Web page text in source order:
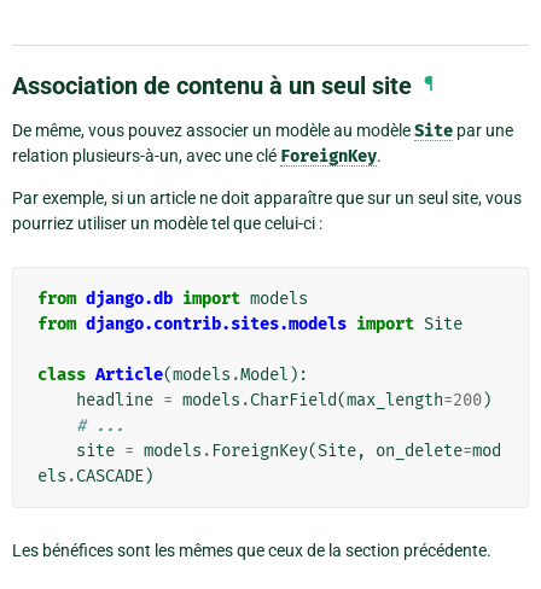
Association de contenu à un seul site ¶
De même, vous pouvez associer un modèle au modèleSite par une
relation plusieurs-à-un, avec une clé ForeignKey.
Par exemple, si un article ne doit apparaître que sur un seul site, vous
pourriez utiliser un modèle tel que celui-ci :
from django.db import models
from django.contrib.sites.models import Site
class Article(models .Model ):
headline = models .CharField(max_length=200)
# ...
site = models . ForeignKey(Site, on_delete=mod
els .CASCADE)
Les bénéfices sont les mêmes que ceux de la section précédente.